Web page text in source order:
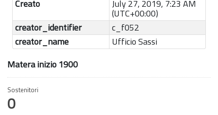
Creato
July 27, 2019, 7:23 AM
(UTC+00:00)
creator_identifier
c_f052
creator_name
Ufficio Sassi
Matera inizio 1900
Sostenitori
0